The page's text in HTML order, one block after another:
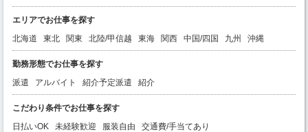
エリアでお仕事を探す
北海道
東北 関東 北陸/甲信越 東海 関西 中国/四国 九州 沖縄
勤務形態でお仕事を探す
派遣
アルバイト 紹介予定派遣 紹介
こだわり条件でお仕事を探す
日払いOK
未経験歓迎 服装自由
交通費/手当てあり